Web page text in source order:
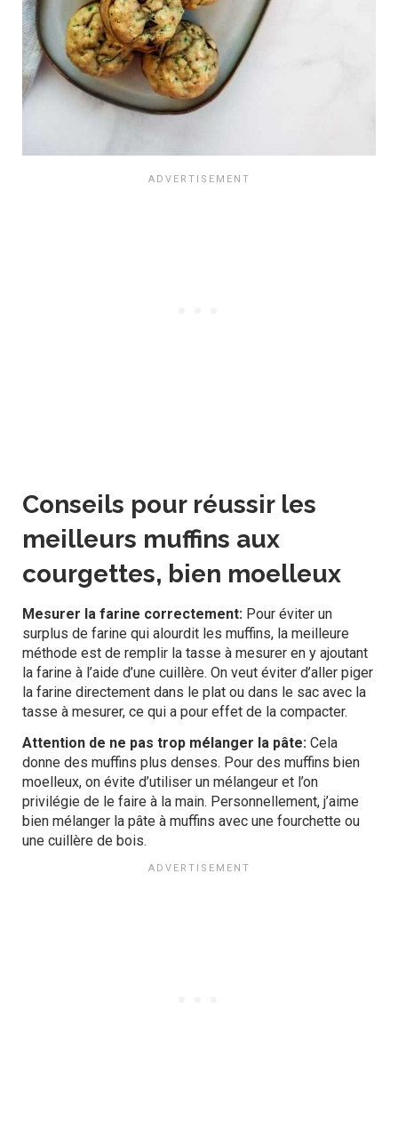
Conseils pour réussir les
meilleurs muffins aux
courgettes, bien moelleux
Mesurer la farine correctement: Pour éviter un
surplus de farine qui alourdit les muffins, la meilleure
méthode est de remplir la tasse à mesurer en y ajoutant
la farine à l’aide d’une cuillère. On veut éviter d’aller piger
la farine directement dans le plat ou dans le sac avec la
tasse à mesurer, ce qui a pour effet de la compacter.
Attention de ne pas trop mélanger la pâte: Cela
donne des muffins plus denses. Pour des muffins bien
moelleux, on évite d’utiliser un mélangeur et l’on
privilégie de le faire à la main. Personnellement, j’aime
bien mélanger la pâte à muffins avec une fourchette ou
une cuillère de bois.